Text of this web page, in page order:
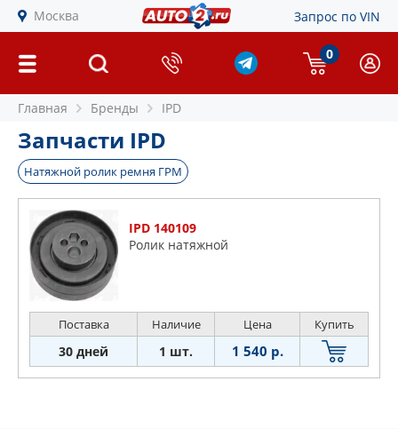
Москва Запрос по VIN
0
Главная Бренды IPD
Запчасти IPD
Натяжной ролик ремня ГРМ
IPD 140109
Ролик натяжной
Поставка Наличие Цена Купить
30 дней 1 шт. 1 540 р.